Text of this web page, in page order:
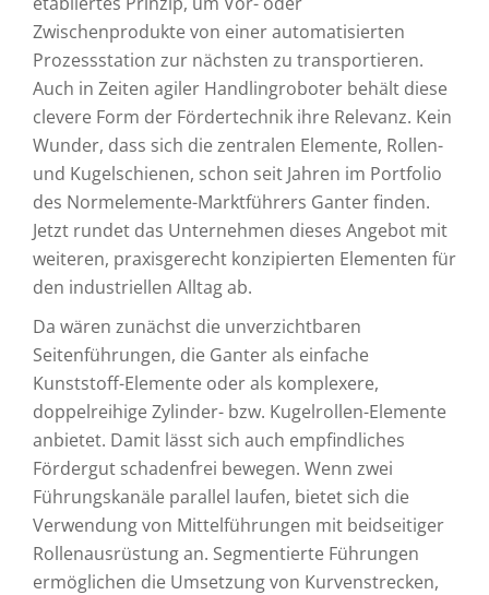
Zwischenprodukte von einer automatisierten
Prozessstation zur nächsten zu transportieren.
Auch in Zeiten agiler Handlingroboter behält diese
clevere Form der Fördertechnik ihre Relevanz. Kein
Wunder, dass sich die zentralen Elemente, Rollen-
und Kugelschienen, schon seit Jahren im Portfolio
des Normelemente-Marktführers Ganter finden.
Jetzt rundet das Unternehmen dieses Angebot mit
weiteren, praxisgerecht konzipierten Elementen für
den industriellen Alltag ab.
Da wären zunächst die unverzichtbaren
Seitenführungen, die Ganter als einfache
Kunststoff-Elemente oder als komplexere,
doppelreihige Zylinder- bzw. Kugelrollen-Elemente
anbietet. Damit lässt sich auch empfindliches
Fördergut schadenfrei bewegen. Wenn zwei
Führungskanäle parallel laufen, bietet sich die
Verwendung von Mittelführungen mit beidseitiger
Rollenausrüstung an. Segmentierte Führungen
ermöglichen die Umsetzung von Kurvenstrecken,